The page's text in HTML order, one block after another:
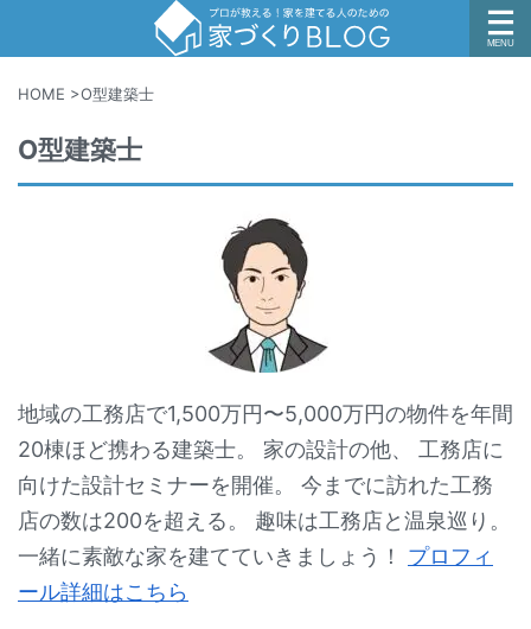
HOME >O型建築士
O型建築士
地域の工務店で1,500万円〜5,000万円の物件を年間
20棟ほど携わる建築士。 家の設計の他、 工務店に
向けた設計セミナーを開催。 今までに訪れた工務
店の数は200を超える。 趣味は工務店と温泉巡り。
一緒に素敵な家を建てていきましょう！ プロフィ
ール詳細はこちら